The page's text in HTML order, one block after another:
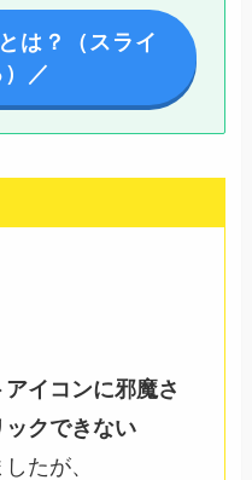
は？（スライ
）／
イコンに邪魔さ
クできない
たが、